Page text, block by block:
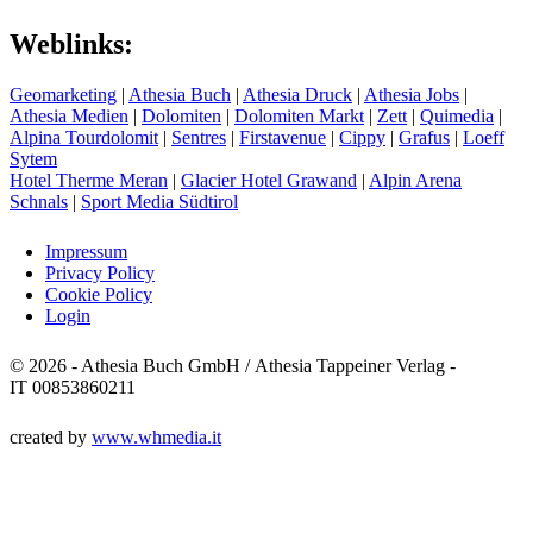
Weblinks:
Geomarketing | Athesia Buch | Athesia Druck | Athesia Jobs |
Athesia Medien | Dolomiten | Dolomiten Markt | Zett | Quimedia |
Alpina Tourdolomit | Sentres | Firstavenue | Cippy | Grafus | Loeff
Sytem
Hotel Therme Meran | Glacier Hotel Grawand | Alpin Arena
Schnals | Sport Media Südtirol
Impressum
Privacy Policy
Cookie Policy
Login
© 2026 - Athesia Buch GmbH / Athesia Tappeiner Verlag -
IT 00853860211
created by www.whmedia.it